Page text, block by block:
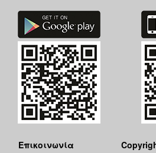
Επικοινωνία